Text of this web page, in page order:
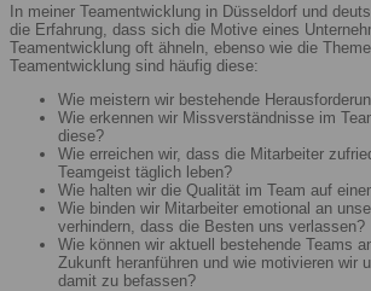
In meiner Teamentwicklung in Düsseldorf und
die Erfahrung, dass sich die Motive eines
Teamentwicklung oft ähneln, ebenso wie die
Teamentwicklung sind häufig diese:
Wie meistern wir bestehende
Wie erkennen wir Missverständnisse im
diese?
Wie erreichen wir, dass die Mitarbeiter
Teamgeist täglich leben?
Wie halten wir die Qualität im Team auf
Wie binden wir Mitarbeiter emotional an
verhindern, dass die Besten uns verlassen?
Wie können wir aktuell bestehende Teams
Zukunft heranführen und wie motivieren wir
damit zu befassen?